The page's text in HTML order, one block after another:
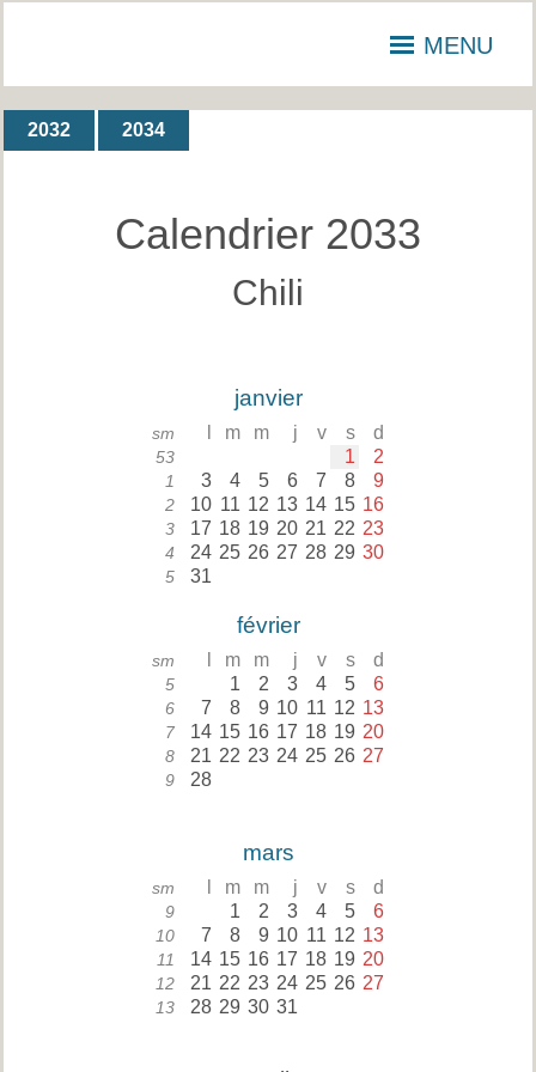
MENU
2032 2034
Calendrier 2033
Chili
janvier
sm m m j v s d
53 1 2
1 3 4 5 6 7 8 9
2 10 11 12 13 14 15 16
3 17 18 19 20 21 22 23
4 24 25 26 27 28 29 30
5 31
février
sm m m j v s d
5 1 2 3 4 5 6
6 7 8 9 10 11 12 13
7 14 15 16 17 18 19 20
8 21 22 23 24 25 26 27
9 28
mars
sm m m j v s d
9 1 2 3 4 5 6
10 7 8 9 10 11 12 13
11 14 15 16 17 18 19 20
12 21 22 23 24 25 26 27
13 28 29 30 31